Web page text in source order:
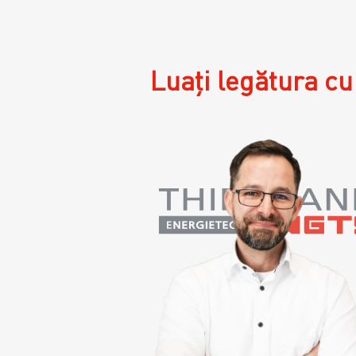
Luați legătura